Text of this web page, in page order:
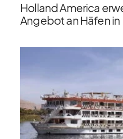
Holland America
Angebot an Häfen in